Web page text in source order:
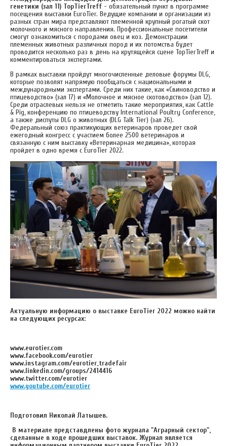
генетики (зал 11) TopTierTreff - обязательный пункт в программе
посещения выставки EuroTier. Ведущие компании и организации из
разных стран мира представляют племенной крупный рогатый скот
молочного и мясного направления. Профессиональные посетители
смогут ознакомиться с породами овец и коз. Демонстрации
племенных животных различных пород и их потомства будет
проводится несколько раз в день на крутящейся сцене TopTierTreff и
комментироваться экспертами.
В рамках выставки пройдут многочисленные деловые форумы DLG,
которые позволят напрямую пообщаться с национальными и
международными экспертами. Среди них такие, как «Свиноводство и
птицеводство» (зал 17) и «Молочное и мясное скотоводство» (зал 12).
Среди отраслевых нельзя не отметить такие мероприятия, как Cattle
& Pig, конференцию по птицеводству International Poultry Conference,
а также диспуты DLG о животных (DLG Talk Tier) (зал 26).
Федеральный союз практикующих ветеринаров проведет свой
ежегодный конгресс с участием более 2500 ветеринаров и
связанную с ним выставку «Ветеринарная медицина», которая
пройдет в одно время с EuroTier 2022.
Актуальную информацию о выставке EuroTier 2022 можно найти
на следующих ресурсах:
www.eurotier.com
www.facebook.com/eurotier
www.instagram.com/eurotier_tradefair
www.linkedin.com/groups/2414416
www.twitter.com/eurotier
www.youtube.com/eurotier
Подготовил Николай Латышев.
В материале представдлены фото журнала "Аграрный сектор",
сделанные в ходе прошедших выставок. Журнал является